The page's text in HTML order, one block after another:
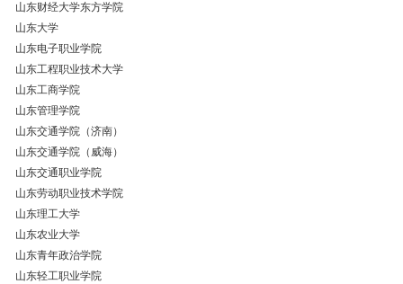
山东财经大学东方学院
山东大学
山东电子职业学院
山东工程职业技术大学
山东工商学院
山东管理学院
山东交通学院（济南）
山东交通学院（威海）
山东交通职业学院
山东劳动职业技术学院
山东理工大学
山东农业大学
山东青年政治学院
山东轻工职业学院